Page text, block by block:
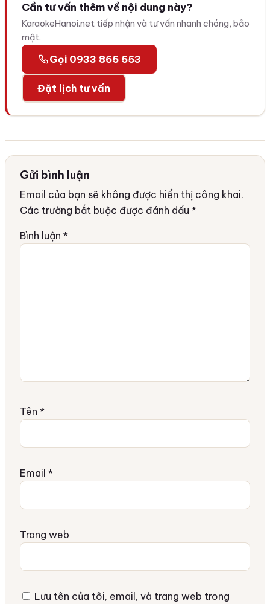
Cần tư vấn thêm về nội dung này?
KaraokeHanoi.net tiếp nhận và tư vấn nhanh chóng, bảo
mật.
Gọi 0933 865 553
Đặt lịch tư vấn
Gửi bình luận
Email của bạn sẽ không được hiển thị công khai.
Các trường bắt buộc được đánh dấu *
Bình luận *
Tên *
Email *
Trang web
Lưu tên của tôi, email, và trang web trong